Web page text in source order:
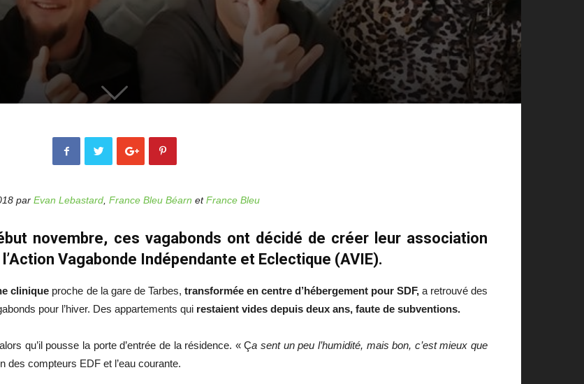
par Evan Lebastard France Bleu Béarn etFrance Bleu
novembre, ces vagabonds ont décidé de créer leur association
Vagabonde Indépendante et Eclectique (AVIE).
clinique proche de la gare de Tarbes, transformée en centre d’hébergement pour SDF,a retrouvé des
pour l’hiver. Des appartements qui restaient vides depuis deux ans, faute de subventions.
qu’il pousse la porte d’entrée de la résidence. « Ça sent un peu l’humidité, mais bon, c’est mieux que
des compteurs EDF et l’eau courante.